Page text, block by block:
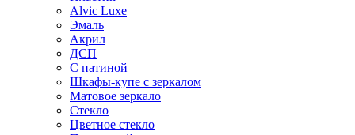
Alvic Luxe
Эмаль
Акрил
ДСП
С патиной
Шкафы-купе с зеркалом
Матовое зеркало
Стекло
Цветное стекло